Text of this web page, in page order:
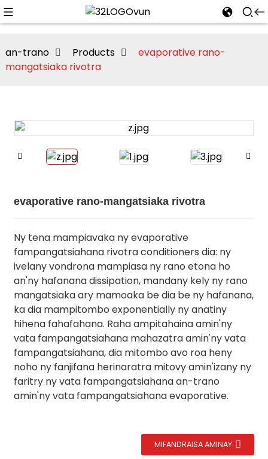
an-trano Products
evaporative rano-
mangatsiaka rivotra
evaporative rano-mangatsiaka rivotra
Ny tena mampiavaka ny evaporative
fampangatsiahana rivotra conditioners dia: ny
ivelany vondrona mampiasa ny rano etona ho
an'ny hafanana dissipation, mandany kely ny rano
mangatsiaka ary mamoaka be dia be ny hafanana,
ka dia mampitombo exponentially ny anatiny
hihena fahafahana. Raha ampitahaina amin'ny
vata fampangatsiahana mahazatra amin'ny vata
fampangatsiahana, dia mitombo avo roa heny
noho ny fanjifana herinaratra mitovy amin'izany ny
faritry ny vata fampangatsiahana an-trano
amin'ny vata fampangatsiahana evaporative.
MIFANDRAISA AMINAY